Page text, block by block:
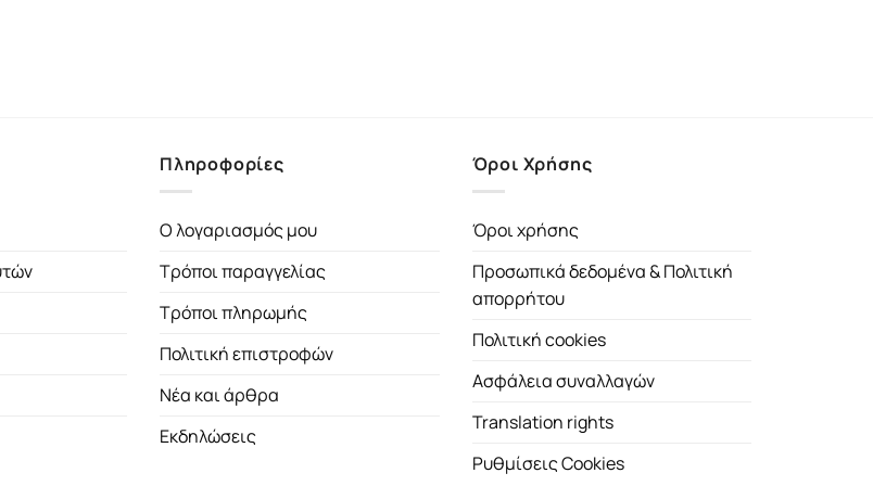
Πληροφορίες
Ο λογαριασμός μου
Τρόποι παραγγελίας
Τρόποι πληρωμής
Πολιτική επιστροφών
Νέα και άρθρα
Εκδηλώσεις
Όροι Χρήσης
Όροι χρήσης
Προσωπικά δεδομένα & Πολιτική
απορρήτου
Πολιτική cookies
Ασφάλεια συναλλαγών
Translation rights
Ρυθμίσεις Cookies